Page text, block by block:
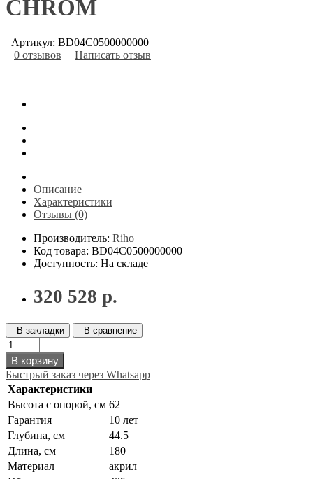
CHROM
Артикул: BD04C0500000000
0 отзывов | Написать отзыв
Описание
Характеристики
Отзывы (0)
Производитель: Riho
Код товара: BD04C0500000000
Доступность: На складе
320 528 р.
В закладки В сравнение
В корзину
Быстрый заказ через Whatsapp
Характеристики
Высота с опорой, см 62
Гарантия
10 лет
Глубина, см
44.5
Длина, см
180
Материал
акрил